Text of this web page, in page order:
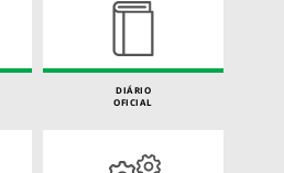
DIÁRIO
OFICIAL